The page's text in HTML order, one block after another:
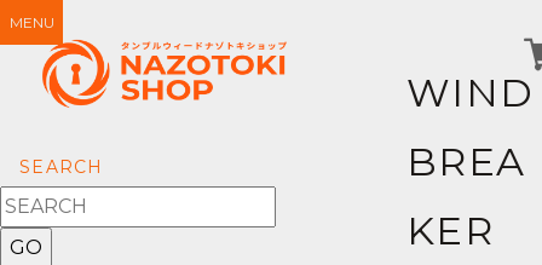
MENU
SEARCH
GO
WIND
BREA
KER